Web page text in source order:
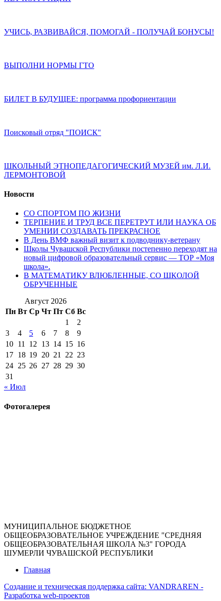
УЧИСЬ, РАЗВИВАЙСЯ, ПОМОГАЙ - ПОЛУЧАЙ БОНУСЫ!
ВЫПОЛНИ НОРМЫ ГТО
БИЛЕТ В БУДУЩЕЕ: программа профориентации
Поисковый отряд "ПОИСК"
ШКОЛЬНЫЙ ЭТНОПЕДАГОГИЧЕСКИЙ МУЗЕЙ им. Л.И.
ЛЕРМОНТОВОЙ
Новости
СО СПОРТОМ ПО ЖИЗНИ
ТЕРПЕНИЕ И ТРУД ВСЕ ПЕРЕТРУТ ИЛИ НАУКА ОБ
УМЕНИИ СОЗДАВАТЬ ПРЕКРАСНОЕ
В День ВМФ важный визит к подводнику-ветерану
Школы Чувашской Республики постепенно переходят на
новый цифровой образовательный сервис — ТОР «Моя
школа».
В МАТЕМАТИКУ ВЛЮБЛЕННЫЕ, СО ШКОЛОЙ
ОБРУЧЕННЫЕ
Август 2026
Пн Вт Ср Чт Пт Сб Вс
1
2
3
4 5 6 7 8
9
10 11 12 13 14 15 16
17 18 19 20 21 22 23
24 25 26 27 28 29 30
31
« Июл
Фотогалерея
МУНИЦИПАЛЬНОЕ БЮДЖЕТНОЕ
ОБЩЕОБРАЗОВАТЕЛЬНОЕ УЧРЕЖДЕНИЕ "СРЕДНЯЯ
ОБЩЕОБРАЗОВАТЕЛЬНАЯ ШКОЛА №3" ГОРОДА
ШУМЕРЛИ ЧУВАШСКОЙ РЕСПУБЛИКИ
Главная
Создание и техническая поддержка сайта: VANDRAREN -
Разработка web-проектов